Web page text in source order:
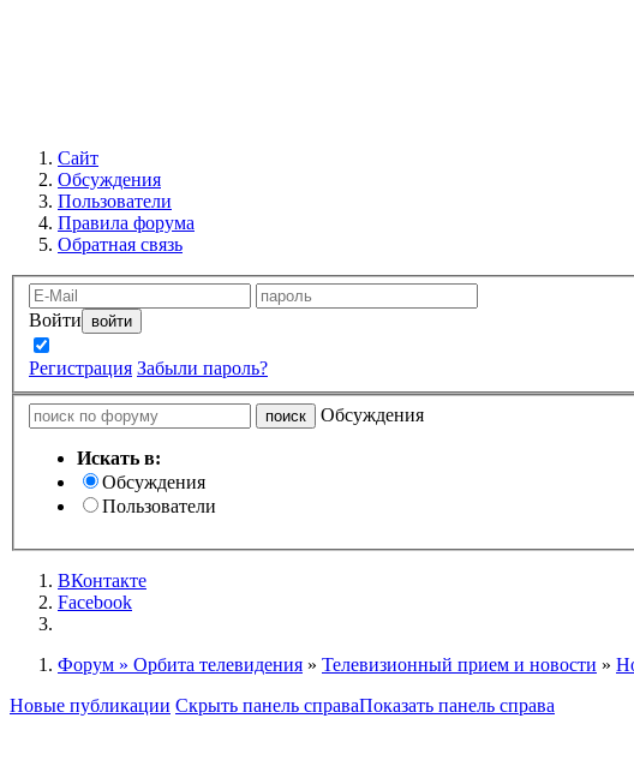
Сайт
Обсуждения
Пользователи
Правила форума
Обратная связь
Войти
Регистрация Забыли пароль?
Обсуждения
Искать в:
Обсуждения
Пользователи
ВКонтакте
Facebook
Форум » Орбита телевидения » Телевизионный прием и новости »
Новые публикации Скрыть панель справаПоказать панель справа